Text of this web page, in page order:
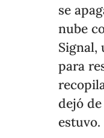
se
nube
Signal,
para
dejó
estuvo.